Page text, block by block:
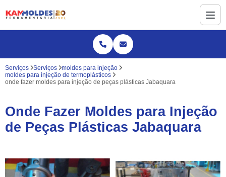
Serviços Serviços
moldes para injeção
moldes para injeção de termoplásticos
onde fazer moldes para injeção de peças plásticas Jabaquara
Onde Fazer Moldes para Injeção
de Peças Plásticas Jabaquara